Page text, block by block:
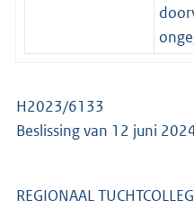
H2023/6133
Beslissing van 12 juni
REGIONAAL